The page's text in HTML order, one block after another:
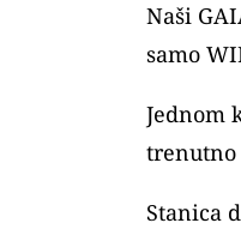
Naši
samo
Jednom
trenutno
Stanica